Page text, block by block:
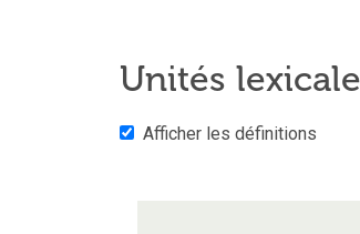
Unités
Afficher les définitions